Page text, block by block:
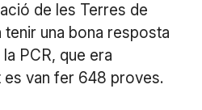
de les Terres de
tenir una bona resposta
PCR, que era
es van fer 648 proves.